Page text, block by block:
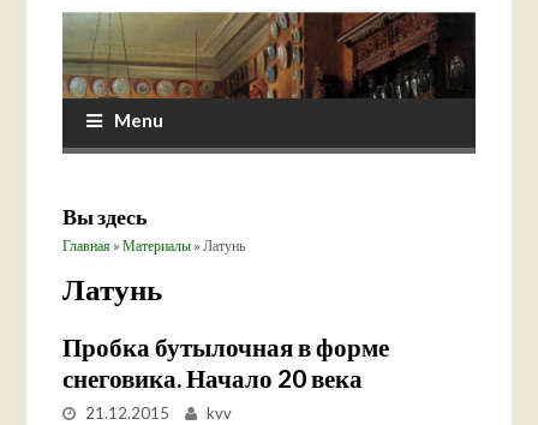
Menu
Вы здесь
Главная »Материалы » Латунь
Латунь
Пробка бутылочная в форме
снеговика. Начало 20 века
21.12.2015 kvv